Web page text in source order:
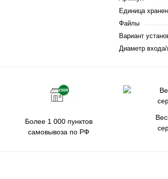
Единица
Файлы
Вариант
Диаметр
Более 1 000 пунктов
самовывоза по РФ